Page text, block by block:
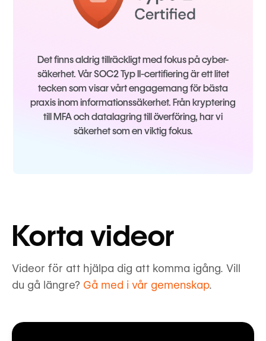
Det finns aldrig tillräckligt med fokus på cyber-
säkerhet. Vår SOC2 Typ II-certifiering är ett litet
tecken som visar vårt engagemang för bästa
praxis inom informationssäkerhet. Från kryptering
till MFA och datalagring till överföring, har vi
säkerhet som en viktig fokus.
Korta videor
Videor för att hjälpa dig att komma igång. Vill
du gå längre? Gå med i vår gemenskap.